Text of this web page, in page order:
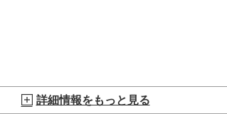
詳細情報をもっと見る